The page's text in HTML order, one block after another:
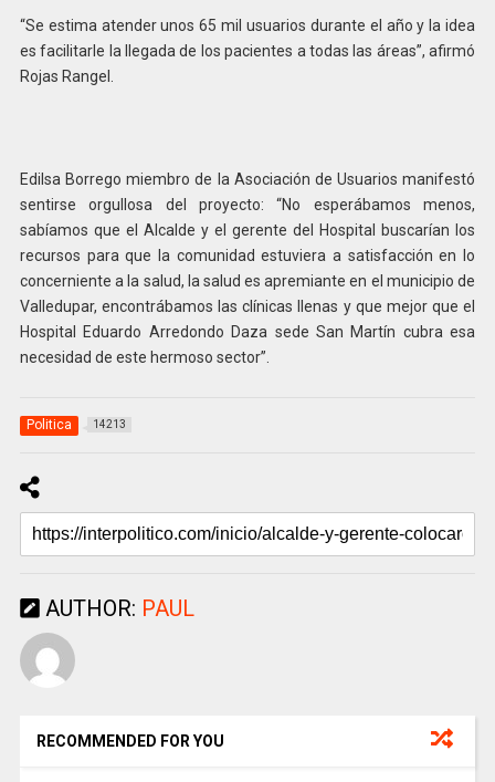
“Se estima atender unos 65 mil usuarios durante el año y la idea
es facilitarle la llegada de los pacientes a todas las áreas”, afirmó
Rojas Rangel.
Edilsa Borrego miembro de la Asociación de Usuarios manifestó
sentirse orgullosa del proyecto: “No esperábamos menos,
sabíamos que el Alcalde y el gerente del Hospital buscarían los
recursos para que la comunidad estuviera a satisfacción en lo
concerniente a la salud, la salud es apremiante en el municipio de
Valledupar, encontrábamos las clínicas llenas y que mejor que el
Hospital Eduardo Arredondo Daza sede San Martín cubra esa
necesidad de este hermoso sector”.
Politica 14213
AUTHOR: PAUL
RECOMMENDED FOR YOU